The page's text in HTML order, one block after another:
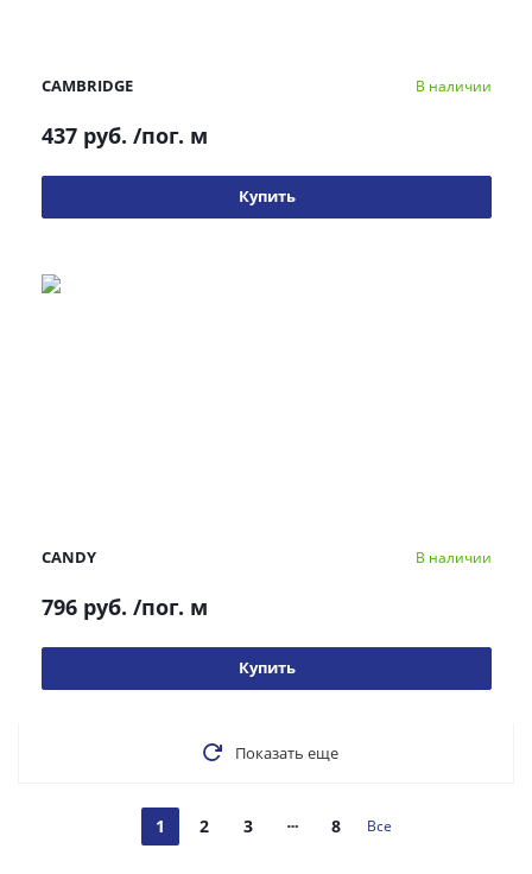
CAMBRIDGE В наличии
437 руб. /пог. м
Купить
CANDY В наличии
796 руб. /пог. м
Купить
Показать еще
1 2 3 8 Все